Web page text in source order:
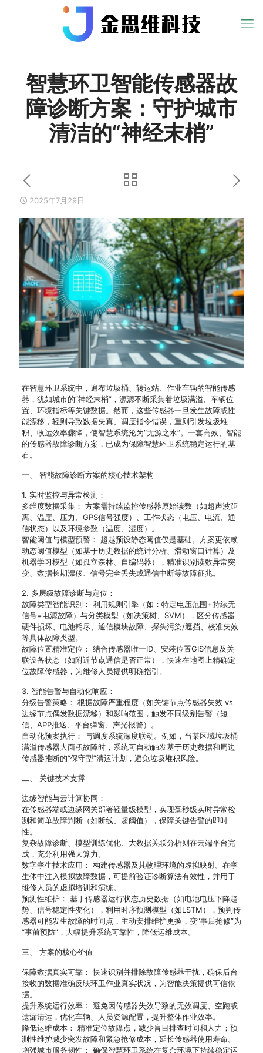
智慧环卫智能传感器故
障诊断方案：守护城市
清洁的“神经末梢”
2025年7月29日
在智慧环卫系统中，遍布垃圾桶、转运站、作业车辆的智能传感
器，犹如城市的“神经末梢”，源源不断采集着垃圾满溢、车辆位
置、环境指标等关键数据。然而，这些传感器一旦发生故障或性
能漂移，轻则导致数据失真、调度指令错误，重则引发垃圾堆
积、收运效率骤降，使智慧系统沦为“无源之水”。一套高效、智能
的传感器故障诊断方案，已成为保障智慧环卫系统稳定运行的基
石。
一、 智能故障诊断方案的核心技术架构
1. 实时监控与异常检测：
多维度数据采集： 方案需持续监控传感器原始读数（如超声波距
离、温度、压力、GPS信号强度）、工作状态（电压、电流、通
信状态）以及环境参数（温度、湿度）。
智能阈值与模型预警： 超越预设静态阈值仅是基础。方案更依赖
动态阈值模型（如基于历史数据的统计分析、滑动窗口计算）及
机器学习模型（如孤立森林、自编码器），精准识别读数异常突
变、数据长期漂移、信号完全丢失或通信中断等故障征兆。
2. 多层级故障诊断与定位：
故障类型智能识别： 利用规则引擎（如：特定电压范围+持续无
信号=电源故障）与分类模型（如决策树、SVM），区分传感器
硬件损坏、电池耗尽、通信模块故障、探头污染/遮挡、校准失效
等具体故障类型。
故障位置精准定位： 结合传感器唯一ID、安装位置GIS信息及关
联设备状态（如附近节点通信是否正常），快速在地图上精确定
位故障传感器，为维修人员提供明确指引。
3. 智能告警与自动化响应：
分级告警策略： 根据故障严重程度（如关键节点传感器失效 vs
边缘节点偶发数据漂移）和影响范围，触发不同级别告警（短
信、APP推送、平台弹窗、声光报警）。
自动化预案执行： 与调度系统深度联动。例如，当某区域垃圾桶
满溢传感器大面积故障时，系统可自动触发基于历史数据和周边
传感器推断的“保守型”清运计划，避免垃圾堆积风险。
二、 关键技术支撑
边缘智能与云计算协同：
在传感器端或边缘网关部署轻量级模型，实现毫秒级实时异常检
测和简单故障判断（如断线、超阈值），保障关键告警的即时
性。
复杂故障诊断、模型训练优化、大数据关联分析则在云端平台完
成，充分利用强大算力。
数字孪生技术应用： 构建传感器及其物理环境的虚拟映射。在孪
生体中注入模拟故障数据，可提前验证诊断算法有效性，并用于
维修人员的虚拟培训和演练。
预测性维护： 基于传感器运行状态历史数据（如电池电压下降趋
势、信号稳定性变化），利用时序预测模型（如LSTM），预判传
感器可能发生故障的时间点，主动安排维护更换，变“事后抢修”为
“事前预防”，大幅提升系统可靠性，降低运维成本。
三、 方案的核心价值
保障数据真实可靠： 快速识别并排除故障传感器干扰，确保后台
接收的数据准确反映环卫作业真实状况，为智能决策提供可信依
据。
提升系统运行效率： 避免因传感器失效导致的无效调度、空跑或
遗漏清运，优化车辆、人员资源配置，提升整体作业效率。
降低运维成本： 精准定位故障点，减少盲目排查时间和人力；预
测性维护减少突发故障和紧急抢修成本，延长传感器使用寿命。
增强城市服务韧性： 确保智慧环卫系统在复杂环境下持续稳定运